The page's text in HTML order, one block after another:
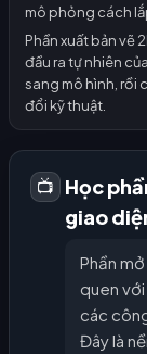
mô phỏng cách
Phần xuất bản vẽ
đầu ra tự nhiên
sang mô hình, rồi
đổi kỹ thuật.
📺 Học
giao
Phần
quen
các
Đây là